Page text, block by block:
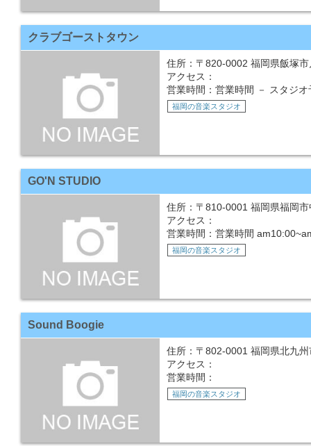
クラブゴーストタウン
住所：〒820-0002 福岡県飯塚
アクセス：
営業時間：営業時間 － スタジ
福岡の音楽スタジオ
GO'N STUDIO
住所：〒810-0001 福岡県福岡
アクセス：
営業時間：営業時間
福岡の音楽スタジオ
Sound Boogie
住所：〒802-0001 福岡県北九
アクセス：
営業時間：
福岡の音楽スタジオ